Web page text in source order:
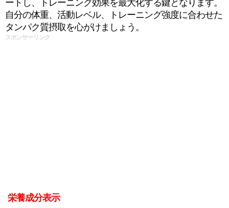
ートし、トレーニング効果を最大化する鍵となります。
自分の体重、活動レベル、トレーニング強度に合わせた
タンパク質摂取を心がけましょう。
スポンサーリンク
栄養成分表示